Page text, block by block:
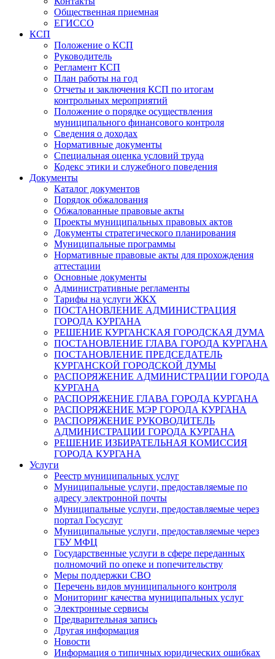
Общественная приемная
ЕГИССО
КСП
Положение о КСП
Руководитель
Регламент КСП
План работы на год
Отчеты и заключения КСП по итогам
контрольных мероприятий
Положение о порядке осуществления
муниципального финансового контроля
Сведения о доходах
Нормативные документы
Специальная оценка условий труда
Кодекс этики и служебного поведения
Документы
Каталог документов
Порядок обжалования
Обжалованные правовые акты
Проекты муниципальных правовых актов
Документы стратегического планирования
Муниципальные программы
Нормативные правовые акты для прохождения
аттестации
Основные документы
Административные регламенты
Тарифы на услуги ЖКХ
ПОСТАНОВЛЕНИЕ АДМИНИСТРАЦИЯ
ГОРОДА КУРГАНА
РЕШЕНИЕ КУРГАНСКАЯ ГОРОДСКАЯ ДУМА
ПОСТАНОВЛЕНИЕ ГЛАВА ГОРОДА КУРГАНА
ПОСТАНОВЛЕНИЕ ПРЕДСЕДАТЕЛЬ
КУРГАНСКОЙ ГОРОДСКОЙ ДУМЫ
РАСПОРЯЖЕНИЕ АДМИНИСТРАЦИИ ГОРОДА
КУРГАНА
РАСПОРЯЖЕНИЕ ГЛАВА ГОРОДА КУРГАНА
РАСПОРЯЖЕНИЕ МЭР ГОРОДА КУРГАНА
РАСПОРЯЖЕНИЕ РУКОВОДИТЕЛЬ
АДМИНИСТРАЦИИ ГОРОДА КУРГАНА
РЕШЕНИЕ ИЗБИРАТЕЛЬНАЯ КОМИССИЯ
ГОРОДА КУРГАНА
Услуги
Реестр муниципальных услуг
Муниципальные услуги, предоставляемые по
адресу электронной почты
Муниципальные услуги, предоставляемые через
портал Госуслуг
Муниципальные услуги, предоставляемые через
ГБУ МФЦ
Государственные услуги в сфере переданных
полномочий по опеке и попечительству
Меры поддержки СВО
Перечень видов муниципального контроля
Мониторинг качества муниципальных услуг
Электронные сервисы
Предварительная запись
Другая информация
Новости
Информация о типичных юридических ошибках